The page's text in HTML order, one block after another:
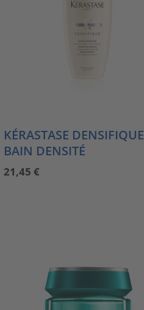
KÉRASTASE DENSIFIQUE
BAIN DENSITÉ
21,45 €